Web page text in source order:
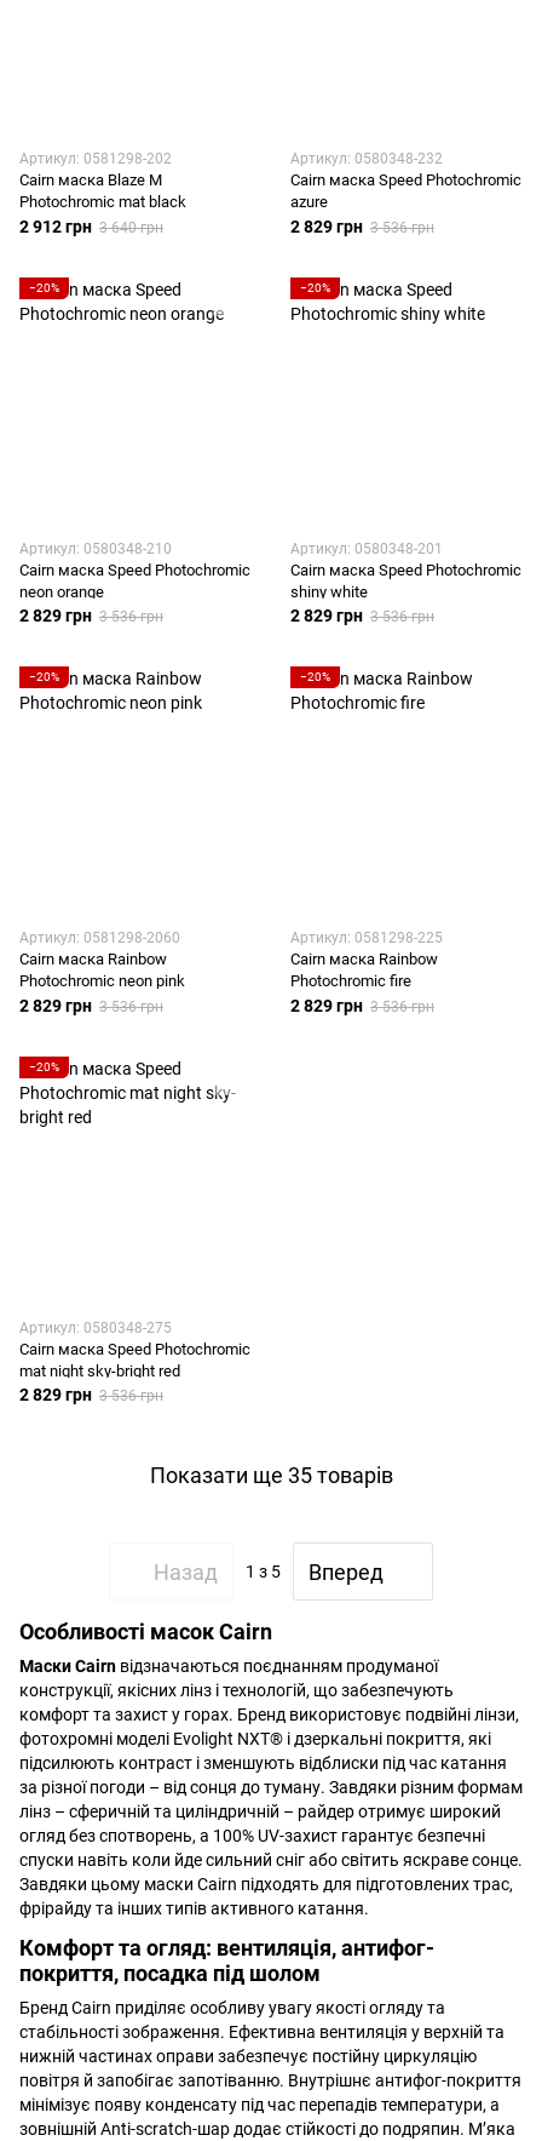
Артикул: 0581298-202
Cairn маска Blaze M
Photochromic mat black
2 912 грн 3 640 грн
Артикул: 0580348-232
Cairn маска Speed Photochromic
azure
2 829 грн 3 536 грн
−20%
Артикул: 0580348-210
Cairn маска Speed Photochromic
neon orange
2 829 грн 3 536 грн
−20%
Артикул: 0580348-201
Cairn маска Speed Photochromic
shiny white
2 829 грн 3 536 грн
−20%
Артикул: 0581298-2060
Cairn маска Rainbow
Photochromic neon pink
2 829 грн 3 536 грн
−20%
Артикул: 0581298-225
Cairn маска Rainbow
Photochromic fire
2 829 грн 3 536 грн
−20%
Артикул: 0580348-275
Cairn маска Speed Photochromic
mat night sky-bright red
2 829 грн 3 536 грн
Показати ще 35 товарів
Назад 1 з 5 Вперед
Особливості масок Cairn
Маски Cairn відзначаються поєднанням продуманої
конструкції, якісних лінз і технологій, що забезпечують
комфорт та захист у горах. Бренд використовує подвійні лінзи,
фотохромні моделі Evolight NXT® і дзеркальні покриття, які
підсилюють контраст і зменшують відблиски під час катання
за різної погоди – від сонця до туману. Завдяки різним формам
лінз – сферичній та циліндричній – райдер отримує широкий
огляд без спотворень, а 100% UV-захист гарантує безпечні
спуски навіть коли йде сильний сніг або світить яскраве сонце.
Завдяки цьому маски Cairn підходять для підготовлених трас,
фрірайду та інших типів активного катання.
Комфорт та огляд: вентиляція, антифог-
покриття, посадка під шолом
Бренд Cairn приділяє особливу увагу якості огляду та
стабільності зображення. Ефективна вентиляція у верхній та
нижній частинах оправи забезпечує постійну циркуляцію
повітря й запобігає запотіванню. Внутрішнє антифог-покриття
мінімізує появу конденсату під час перепадів температури, а
зовнішній Anti-scratch-шар додає стійкості до подряпин. М’яка